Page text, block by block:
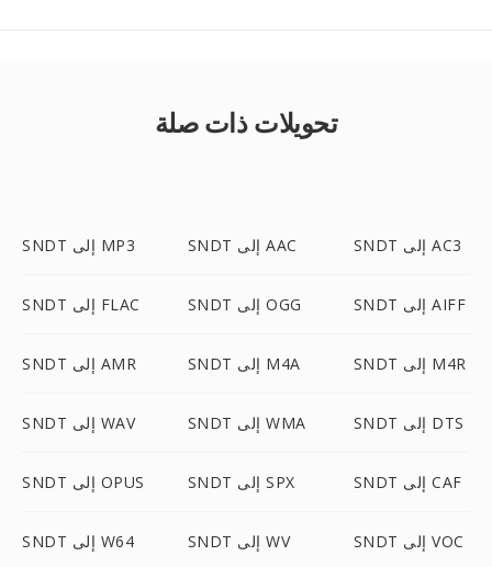
تحويلات ذات صلة
SNDT إلى MP3 SNDT إلى AAC SNDT إلى AC3
SNDT إلى FLAC SNDT إلى OGG SNDT إلى AIFF
SNDT إلى AMR SNDT إلى M4A SNDT إلى M4R
SNDT إلى WAV SNDT إلى WMA SNDT إلى DTS
SNDT إلى OPUS SNDT إلى SPX SNDT إلى CAF
SNDT إلى W64 SNDT إلى WV SNDT إلى VOC